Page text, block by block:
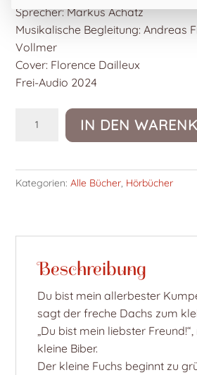
Sprecher: Markus Achatz
Musikalische Begleitung: Andreas
Vollmer
Cover: Florence Dailleux
Frei-Audio 2024
bist
du,
(Download)
IN DEN
Kategorien:Alle Bücher, Hörbücher
Beschreibung
Du bist mein allerbester
sagt der freche Dachs zum
„Du bist mein liebster
kleine Biber.
Der kleine Fuchs beginnt zu